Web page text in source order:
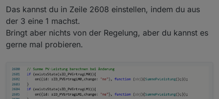
Sekunden kann man ja als Standard drinnen lassen
:)
Das kannst du in Zeile 2608 einstellen, indem du aus
der 3 eine 1 machst.
Bringt aber nichts von der Regelung, aber du kannst es
gerne mal probieren.